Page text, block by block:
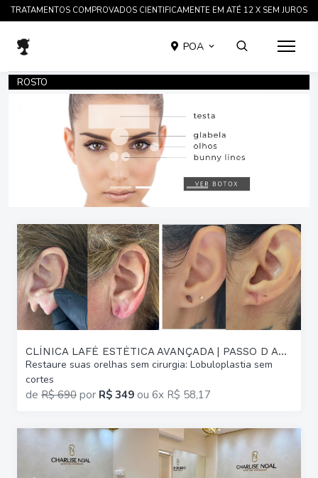
TRATAMENTOS COMPROVADOS CIENTIFICAMENTE EM ATÉ 12 X SEM JUROS
POA
ROSTO
CLÍNICA LAFÉ ESTÉTICA AVANÇADA | PASSO D AREIA
Restaure suas orelhas sem cirurgia: Lobuloplastia sem
cortes
de R$ 690 por R$ 349 ou 6x R$ 58,17